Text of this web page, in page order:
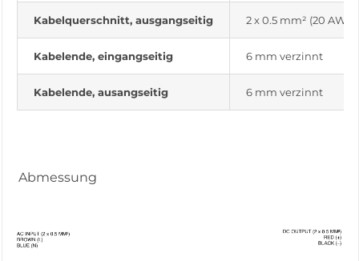
Kabelquerschnitt, ausgangseitig 2 x 0.5 mm² (20 AWG)
Kabelende, eingangseitig 6 mm verzinnt
Kabelende, ausangseitig 6 mm verzinnt
Abmessung